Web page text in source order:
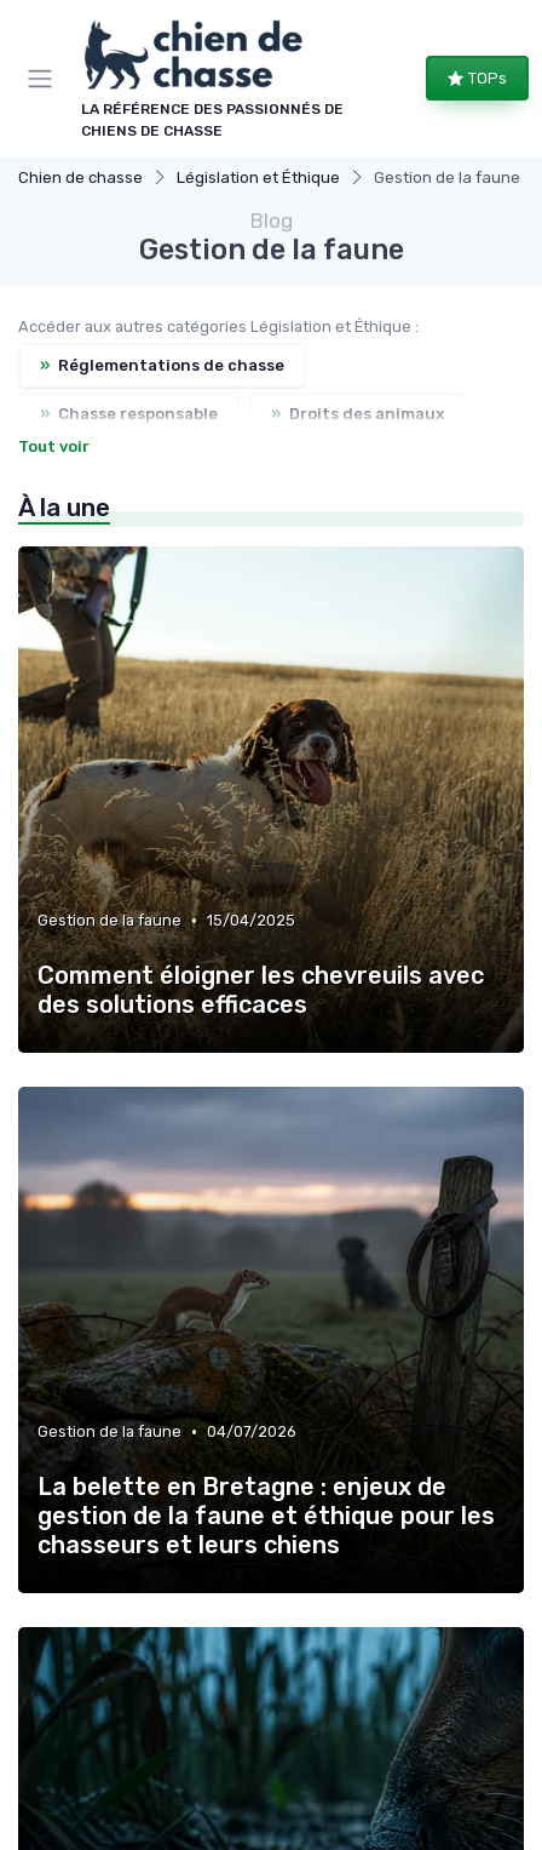
LA RÉFÉRENCE DES PASSIONNÉS DE
CHIENS DE CHASSE
TOPs
Chien de chasse Législation et Éthique Gestion de la faune
Blog
Gestion de la faune
Accéder aux autres catégories Législation et Éthique :
» Réglementations de chasse
» Chasse responsable » Droits des animaux
Tout voir
À la une
Gestion de la faune • 15/04/2025
Comment éloigner les chevreuils avec
des solutions efficaces
Gestion de la faune • 04/07/2026
La belette en Bretagne : enjeux de
gestion de la faune et éthique pour les
chasseurs et leurs chiens
Panneau de gestion des cookies